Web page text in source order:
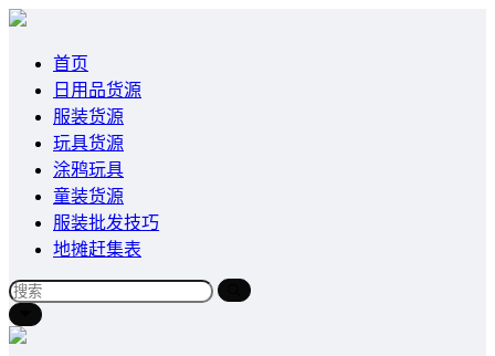
首页
日用品货源
服装货源
玩具货源
涂鸦玩具
童装货源
服装批发技巧
地摊赶集表